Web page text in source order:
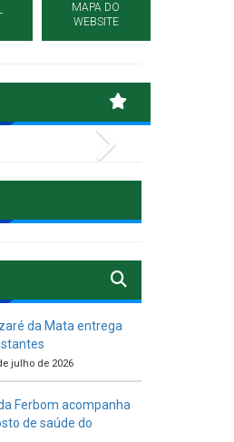
MAPA DO
WEBSITE
da Mata entrega
julho de 2026
Ferbom acompanha
de saúde do